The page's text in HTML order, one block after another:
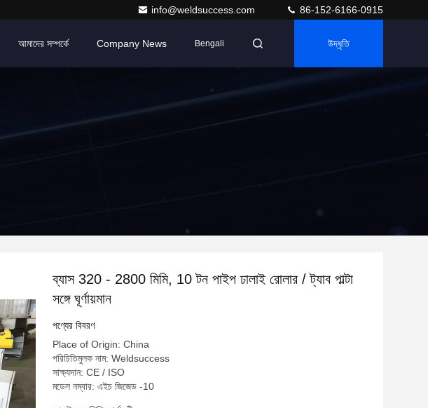
info@weldsuccess.com 86-152-6166-0915
আমাদের সম্পর্কে Company News Bengali উদ্ধৃতি
ব্যাস 320 - 2800 মিমি, 10 টন পাইপ ঢালাই রোলার / ট্যাব পাল্টা
সঙ্গে ঘূর্ণায়মান
পণ্যের বিবরণ
Place of Origin: China
পরিচিতিমুলক নাম: Weldsuccess
সাক্ষ্যদান: CE / ISO
মডেল নম্বার: এইচ জিজেড -10